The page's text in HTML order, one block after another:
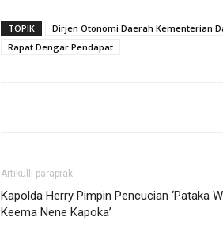
TOPIK Dirjen Otonomi Daerah Kementerian
Rapat Dengar Pendapat
Artikulli paraprak
Kapolda Herry Pimpin Pencucian ‘Pataka
Keema Nene Kapoka’